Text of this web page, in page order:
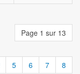
Page 1 sur 13
5 6 7 8